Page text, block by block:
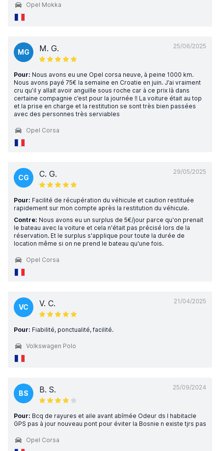
Opel Mokka
25/06/2025
MG M. G.
Pour: Nous avons eu une Opel corsa neuve, à peine 1000 km.
Nous avons payé 75€ la semaine en Croatie en juin. J’ai vraiment
cru qu’il y allait avoir anguille sous roche car à ce prix là dans
certaine compagnie c’est pour la journée !! La voiture était au top
et la prise en charge et la restitution se sont très bien passées
avec des personnes très serviables
Opel Corsa
29/05/2025
CG C. G.
Pour: Facilité de récupération du véhicule et caution restituée
rapidement sur mon compte après la restitution du véhicule.
Contre: Nous avons eu un surplus de 5€/jour parce qu'on prenait
le bateau avec la voiture et cela n'était pas précisé lors de la
réservation. Et le surplus s'applique pour toute la durée de
location même si on ne prend le bateau qu'une fois.
Opel Corsa
21/04/2025
VC V. C.
Pour: Fiabilité, ponctualité, facilité.
Volkswagen Polo
25/09/2024
BS B. S.
Pour: Bcq de rayures et aile avant abîmée Odeur ds l habitacle
GPS pas à jour nouveau pont pour éviter la Bosnie n existe tjrs pas
Opel Corsa